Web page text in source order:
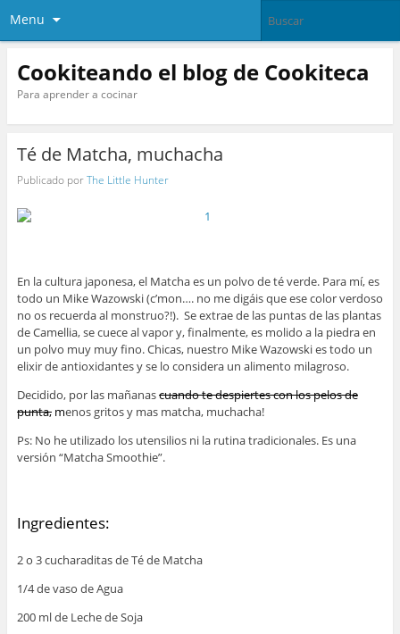
Menu
Cookiteando el blog de Cookiteca
Para aprender a cocinar
Té de Matcha, muchacha
Publicado porThe Little Hunter
En la cultura japonesa, el Matcha es un polvo de té verde. Para mí, es
todo un Mike Wazowski (c’mon…. no me digáis que ese color verdoso
no os recuerda al monstruo?!). Se extrae de las puntas de las plantas
de Camellia, se cuece al vapor y, finalmente, es molido a la piedra en
un polvo muy muy fino. Chicas, nuestro Mike Wazowski es todo un
elixir de antioxidantes y se lo considera un alimento milagroso.
Decidido, por las mañanascuando te despiertes con los pelos de
punta,menos gritos y mas matcha, muchacha!
Ps: No he utilizado los utensilios ni la rutina tradicionales. Es una
versión “Matcha Smoothie”.
Ingredientes:
2 o 3 cucharaditas de Té de Matcha
1/4 de vaso de Agua
200 ml de Leche de Soja